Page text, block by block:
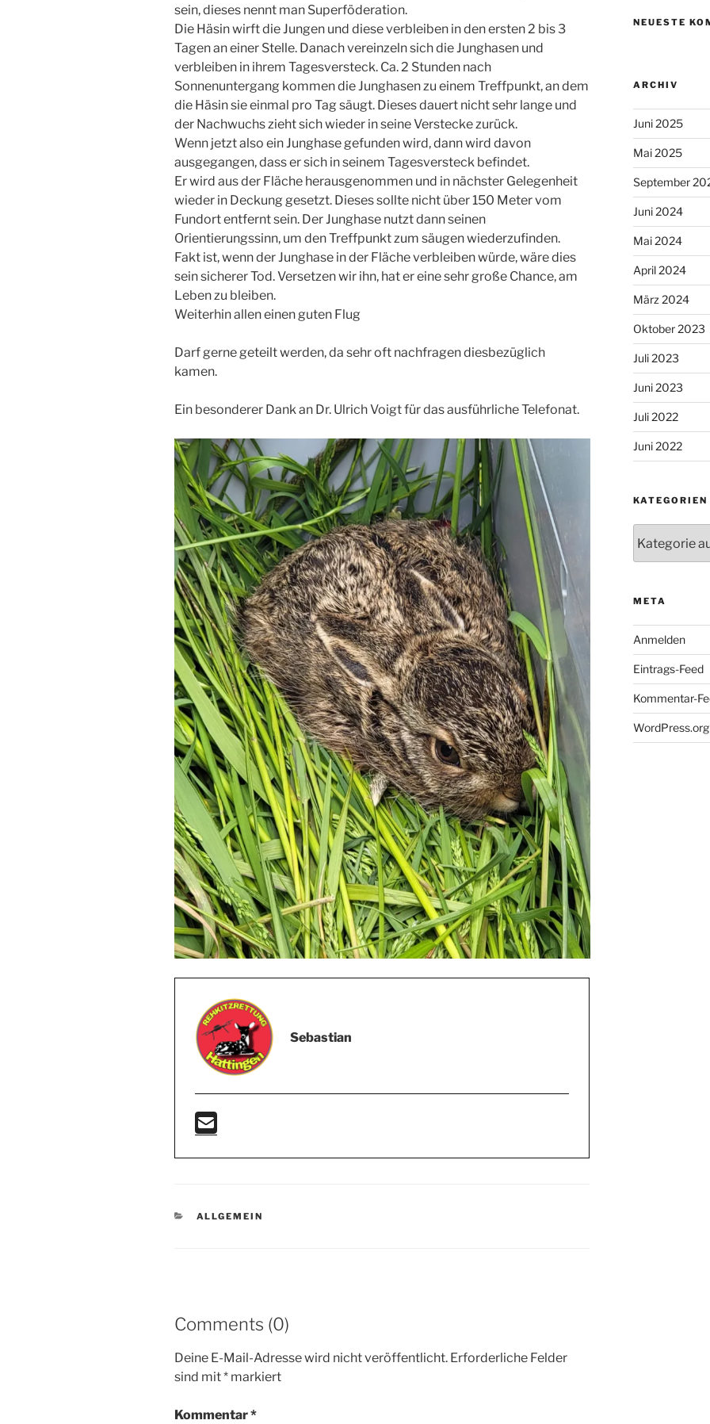
sein, dieses nennt man Superföderation.
Die Häsin wirft die Jungen und diese verbleiben in den ersten 2 bis 3
Tagen an einer Stelle. Danach vereinzeln sich die Junghasen und
verbleiben in ihrem Tagesversteck. Ca. 2 Stunden nach
Sonnenuntergang kommen die Junghasen zu einem Treffpunkt, an dem
die Häsin sie einmal pro Tag säugt. Dieses dauert nicht sehr lange und
der Nachwuchs zieht sich wieder in seine Verstecke zurück.
Wenn jetzt also ein Junghase gefunden wird, dann wird davon
ausgegangen, dass er sich in seinem Tagesversteck befindet.
Er wird aus der Fläche herausgenommen und in nächster Gelegenheit
wieder in Deckung gesetzt. Dieses sollte nicht über 150 Meter vom
Fundort entfernt sein. Der Junghase nutzt dann seinen
Orientierungssinn, um den Treffpunkt zum säugen wiederzufinden.
Fakt ist, wenn der Junghase in der Fläche verbleiben würde, wäre dies
sein sicherer Tod. Versetzen wir ihn, hat er eine sehr große Chance, am
Leben zu bleiben.
Weiterhin allen einen guten Flug
Darf gerne geteilt werden, da sehr oft nachfragen diesbezüglich
kamen.
Ein besonderer Dank an Dr. Ulrich Voigt für das ausführliche Telefonat.
Sebastian
KATEGORIEN
ALLGEMEIN
Comments (0)
Deine E-Mail-Adresse wird nicht veröffentlicht. Erforderliche Felder
sind mit* markiert
Kommentar*
NEUESTE
ARCHIV
Juni 2025
Mai 2025
September
Juni 2024
Mai 2024
April 2024
März 2024
Oktober 2023
Juli 2023
Juni 2023
Juli 2022
Juni 2022
KATEGORIEN
META
Anmelden
Eintrags-Feed
Kommentar-
WordPress.org